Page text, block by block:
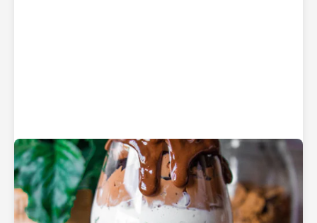
纯净的初榨椰子油